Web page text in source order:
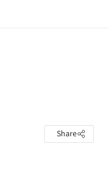
Share